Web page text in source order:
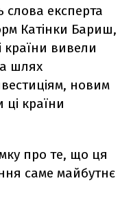
експерта
Катінки Бариш,
країни вивели
шлях
новим
країни
про те, що ця
саме майбутнє